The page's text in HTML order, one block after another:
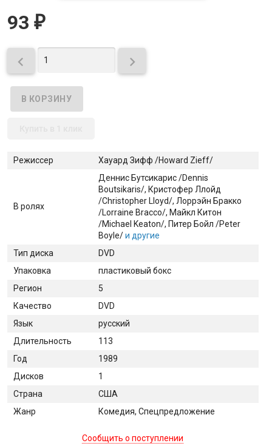
93 ₽
 
Режиссер Хауард Зифф /Howard Zieff/
В ролях
Деннис Бутсикарис /Dennis
Boutsikaris/, Кристофер Ллойд
/Christopher Lloyd/, Лоррэйн Бракко
/Lorraine Bracco/, Майкл Китон
/Michael Keaton/, Питер Бойл /Peter
Boyle/и другие
Тип диска
DVD
Упаковка
пластиковый бокс
Регион
5
Качество
DVD
Язык
русский
Длительность
113
Год
1989
Дисков
1
Страна
США
Жанр
Комедия, Спецпредложение
Сообщить о поступлении